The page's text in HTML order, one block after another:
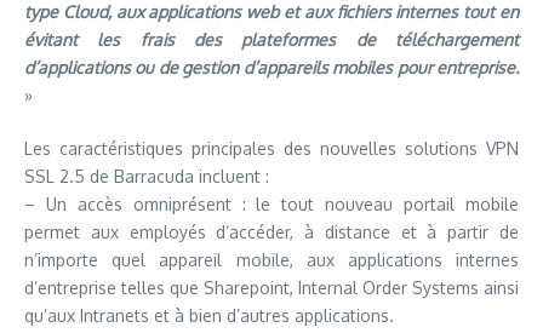
type Cloud, aux applications web et aux fichiers internes tout en
évitant les frais des plateformes de téléchargement
d’applications ou de gestion d’appareils mobiles pour entreprise.
»
Les caractéristiques principales des nouvelles solutions VPN
SSL 2.5 de Barracuda incluent :
– Un accès omniprésent : le tout nouveau portail mobile
permet aux employés d’accéder, à distance et à partir de
n’importe quel appareil mobile, aux applications internes
d’entreprise telles que Sharepoint, Internal Order Systems ainsi
qu’aux Intranets et à bien d’autres applications.